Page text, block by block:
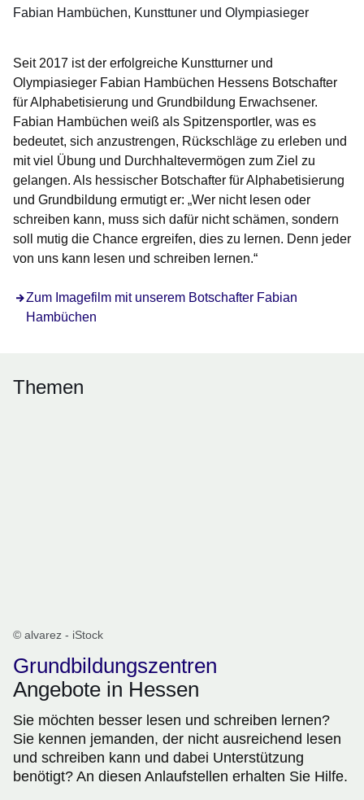
Fabian Hambüchen Kunsttuner und Olympiasieger
Seit 2017 ist der erfolgreiche Kunstturner und
Olympiasieger Fabian Hambüchen Hessens Botschafter
für Alphabetisierung und Grundbildung Erwachsener.
Fabian Hambüchen weiß als Spitzensportler, was es
bedeutet, sich anzustrengen, Rückschläge zu erleben und
mit viel Übung und Durchhaltevermögen zum Ziel zu
gelangen. Als hessischer Botschafter für Alphabetisierung
und Grundbildung ermutigt er: „Wer nicht lesen oder
schreiben kann, muss sich dafür nicht schämen, sondern
soll mutig die Chance ergreifen, dies zu lernen. Denn jeder
von uns kann lesen und schreiben lernen.“
Zum Imagefilm mit unserem Botschafter Fabian
Hambüchen
Themen
© alvarez - iStock
Grundbildungszentren
Angebote in Hessen
Sie möchten besser lesen und schreiben lernen?
Sie kennen jemanden, der nicht ausreichend lesen
und schreiben kann und dabei Unterstützung
benötigt? An diesen Anlaufstellen erhalten Sie Hilfe.